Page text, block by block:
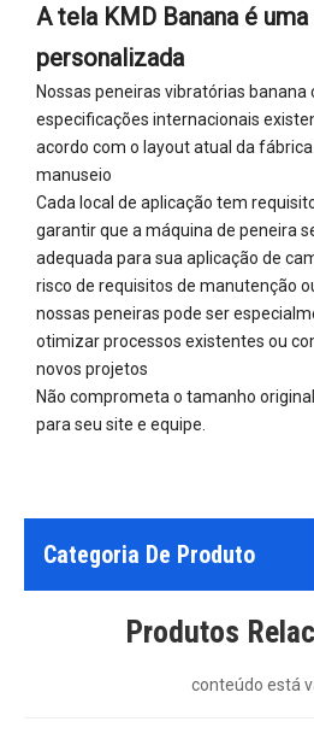
A tela KMD Banana é
personalizada
Nossas peneiras vibratórias
especificações internacionais
acordo com o layout atual da
manuseio
Cada local de aplicação tem
garantir que a máquina de peneira
adequada para sua aplicação de
risco de requisitos de manutenção
nossas peneiras pode ser
otimizar processos existentes ou
novos projetos
Não comprometa o tamanho
para seu site e equipe.
Categoria De Produto
Produtos
conteúdo está